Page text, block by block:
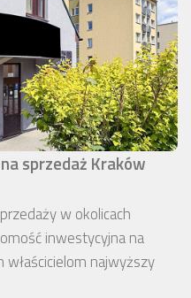
sprzedaż Kraków
w okolicach
inwestycyjna na
właścicielom najwyższy